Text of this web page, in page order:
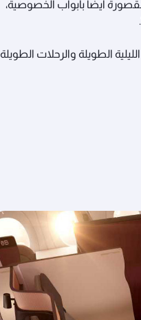
أيضاً بأبواب الخصوصية،
الطويلة والرحلات الطويلة